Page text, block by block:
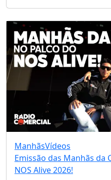
ManhãsVídeos
Emissão das Manhãs da
NOS Alive 2026!